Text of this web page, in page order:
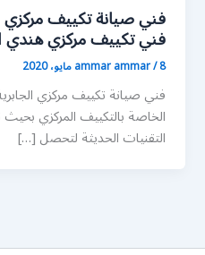
فني تكييف مركزي هندي
ammar ammar/8 مايو، 2020
فني صيانة تكييف مركزي
الخاصة بالتكييف المركزي
التقنيات الحديثة لتحصل […]